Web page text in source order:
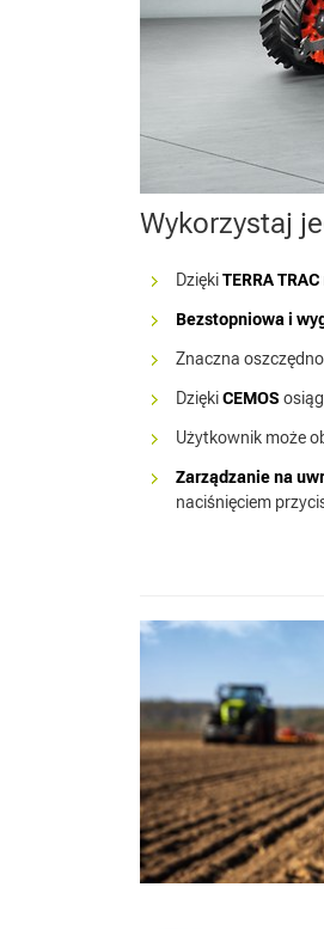
Wykorzystaj
DziękiTERRA TRAC
Bezstopniowa i
Znaczna
DziękiCEMOS
Użytkownik może
Zarządzanie na
naciśnięciem